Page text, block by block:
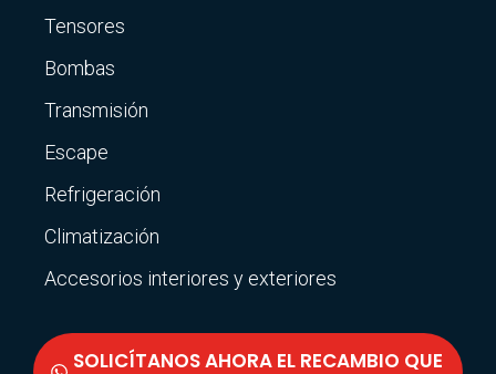
Tensores
Bombas
Transmisión
Escape
Refrigeración
Climatización
Accesorios interiores y exteriores
SOLICÍTANOS AHORA EL RECAMBIO QUE